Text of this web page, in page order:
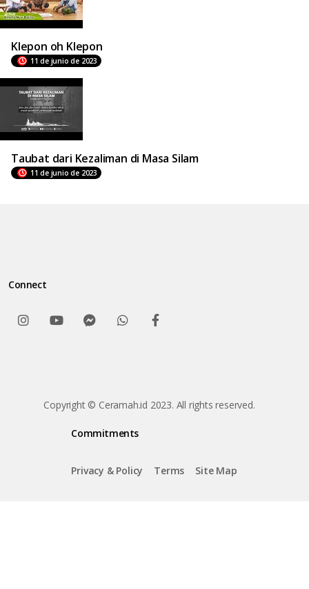
Klepon oh Klepon
11 de junio de 2023
Taubat dari Kezaliman di Masa Silam
11 de junio de 2023
Connect
Copyright © Ceramah.id 2023. All rights reserved.
Commitments
Privacy & Policy Terms Site Map